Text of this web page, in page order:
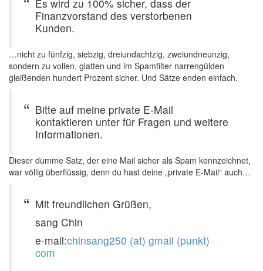
Es wird zu 100% sicher, dass der
Finanzvorstand des verstorbenen
Kunden.
…nicht zu fünfzig, siebzig, dreiundachtzig, zweiundneunzig,
sondern zu vollen, glatten und im Spamfilter narrengülden
gleißenden hundert Prozent sicher. Und Sätze enden einfach.
Bitte auf meine private E-Mail
kontaktieren unter für Fragen und weitere
Informationen.
Dieser dumme Satz, der eine Mail sicher als Spam kennzeichnet,
war völlig überflüssig, denn du hast deine „private E-Mail“ auch…
Mit freundlichen Grüßen,
sang Chin
e-mail:chinsang250 (at) gmail (punkt)
com